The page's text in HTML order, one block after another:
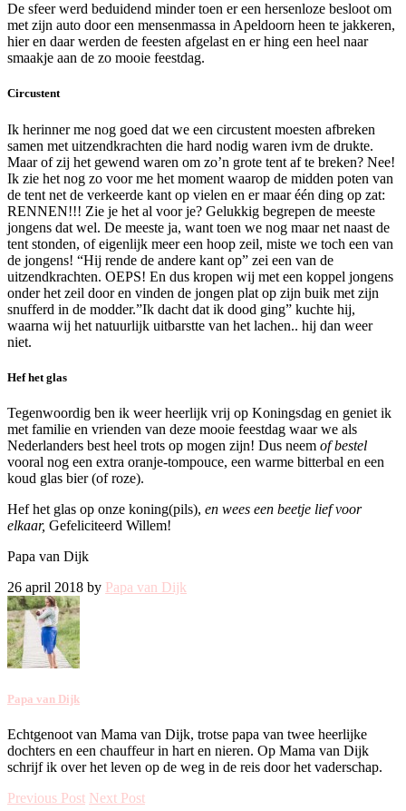
De sfeer werd beduidend minder toen er een hersenloze besloot om
met zijn auto door een mensenmassa in Apeldoorn heen te jakkeren,
hier en daar werden de feesten afgelast en er hing een heel naar
smaakje aan de zo mooie feestdag.
Circustent
Ik herinner me nog goed dat we een circustent moesten afbreken
samen met uitzendkrachten die hard nodig waren ivm de drukte.
Maar of zij het gewend waren om zo’n grote tent af te breken? Nee!
Ik zie het nog zo voor me het moment waarop de midden poten van
de tent net de verkeerde kant op vielen en er maar één ding op zat:
RENNEN!!! Zie je het al voor je? Gelukkig begrepen de meeste
jongens dat wel. De meeste ja, want toen we nog maar net naast de
tent stonden, of eigenlijk meer een hoop zeil, miste we toch een van
de jongens! “Hij rende de andere kant op” zei een van de
uitzendkrachten. OEPS! En dus kropen wij met een koppel jongens
onder het zeil door en vinden de jongen plat op zijn buik met zijn
snufferd in de modder.”Ik dacht dat ik dood ging” kuchte hij,
waarna wij het natuurlijk uitbarstte van het lachen.. hij dan weer
niet.
Hef het glas
Tegenwoordig ben ik weer heerlijk vrij op Koningsdag en geniet ik
met familie en vrienden van deze mooie feestdag waar we als
Nederlanders best heel trots op mogen zijn! Dus neem of bestel
vooral nog een extra oranje-tompouce, een warme bitterbal en een
koud glas bier (of roze).
Hef het glas op onze koning(pils), en wees een beetje lief voor
elkaar, Gefeliciteerd Willem!
Papa van Dijk
26 april 2018 by Papa van Dijk
Papa van Dijk
Echtgenoot van Mama van Dijk, trotse papa van twee heerlijke
dochters en een chauffeur in hart en nieren. Op Mama van Dijk
schrijf ik over het leven op de weg in de reis door het vaderschap.
Previous Post Next Post